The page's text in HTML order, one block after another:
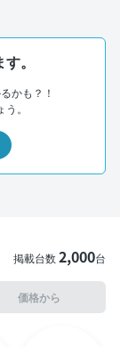
。
かも？！
。
掲載台数2,000台
価格から